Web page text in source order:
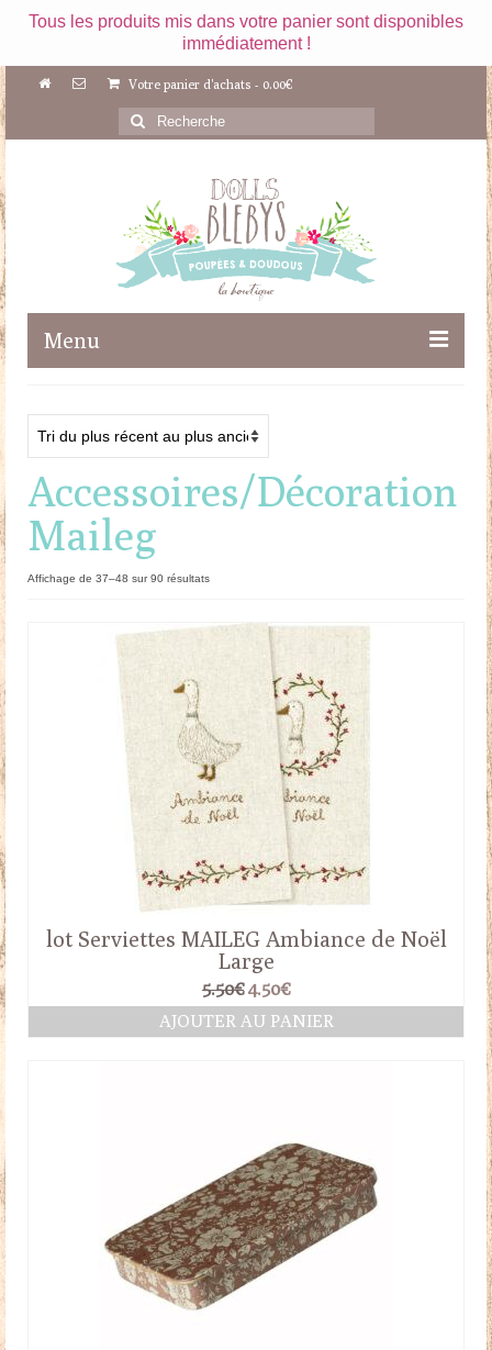
Tous les produits mis dans votre panier sont disponibles
immédiatement !
Votre panier d'achats - 0.00€
Rechercher
:
Menu
Maileg
Poupées
Doudous
Mobilier & Accessoires
Accessoires/Décoration
Maileg
Affichage de 37–48 sur 90 résultatsTrié
lot Serviettes MAILEG Ambiance de Noël
Large
5.50€ Le
prix
initial
4.50€Le
prix
actuel
AJOUTER AU PANIER